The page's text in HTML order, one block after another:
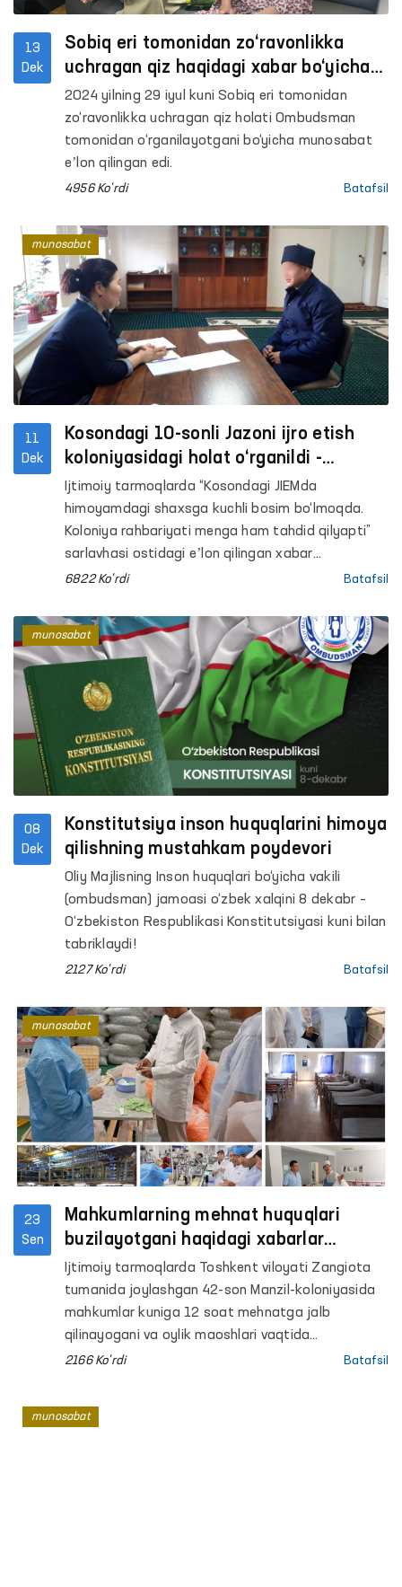
13
Dek
Sobiq eri tomonidan zo‘ravonlikka
uchragan qiz haqidagi xabar bo‘yicha
qo‘shimcha maʼlumot
2024 yilning 29 iyul kuni Sobiq eri tomonidan
zo‘ravonlikka uchragan qiz holati Ombudsman
tomonidan o‘rganilayotgani bo‘yicha munosabat
eʼlon qilingan edi.
4956 Ko'rdi Batafsil
11
Dek
Kosondagi 10-sonli Jazoni ijro etish
koloniyasidagi holat o‘rganildi -
Ombudsman
Ijtimoiy tarmoqlarda “Kosondagi JIEMda
himoyamdagi shaxsga kuchli bosim bo‘lmoqda.
Koloniya rahbariyati menga ham tahdid qilyapti”
sarlavhasi ostidagi eʼlon qilingan xabar
Ombudsmanning Qashqadaryo viloyatidagi
bilan birga zudlik bilan monitoring amalga
oshirilgan holda o‘rganildi.
6822 Ko'rdi Batafsil
munosabat
08
Dek
Konstitutsiya inson huquqlarini himoya
qilishning mustahkam poydevori
Oliy Majlisning Inson huquqlari bo‘yicha vakili
(ombudsman) jamoasi o‘zbek xalqini 8 dekabr –
O‘zbekiston Respublikasi Konstitutsiyasi kuni bilan
tabriklaydi!
2127 Ko'rdi Batafsil
munosabat
23
Sen
Mahkumlarning mehnat huquqlari
buzilayotgani haqidagi xabarlar
o‘rganildi - Ombudsman
Ijtimoiy tarmoqlarda Toshkent viloyati Zangiota
tumanida joylashgan 42-son Manzil-koloniyasida
mahkumlar kuniga 12 soat mehnatga jalb
qilinayogani va oylik maoshlari vaqtida
to‘lanmayotgani haqida xabarlar tarqaldi.
2166 Ko'rdi Batafsil
munosabat
munosabat